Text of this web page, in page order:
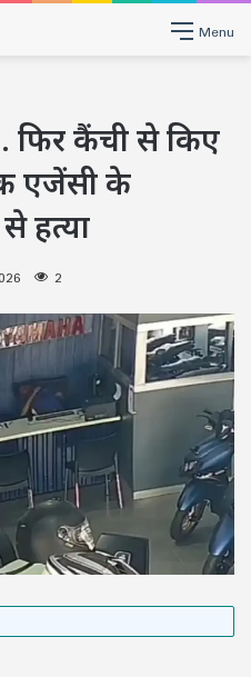
Menu
फिर कैंची से किए
एजेंसी के
हत्या
2